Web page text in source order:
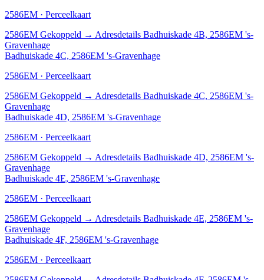
2586EM · Perceelkaart
2586EM Gekoppeld → Adresdetails Badhuiskade 4B, 2586EM 's-
Gravenhage
Badhuiskade 4C, 2586EM 's-Gravenhage
2586EM · Perceelkaart
2586EM Gekoppeld → Adresdetails Badhuiskade 4C, 2586EM 's-
Gravenhage
Badhuiskade 4D, 2586EM 's-Gravenhage
2586EM · Perceelkaart
2586EM Gekoppeld → Adresdetails Badhuiskade 4D, 2586EM 's-
Gravenhage
Badhuiskade 4E, 2586EM 's-Gravenhage
2586EM · Perceelkaart
2586EM Gekoppeld → Adresdetails Badhuiskade 4E, 2586EM 's-
Gravenhage
Badhuiskade 4F, 2586EM 's-Gravenhage
2586EM · Perceelkaart